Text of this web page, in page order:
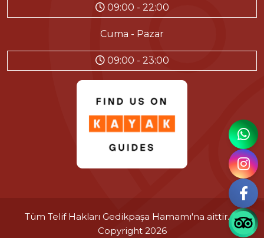
09:00 - 22:00
Cuma - Pazar
09:00 - 23:00
Tüm Telif Hakları Gedikpaşa Hamamı'na aittir. ©
Copyright 2026